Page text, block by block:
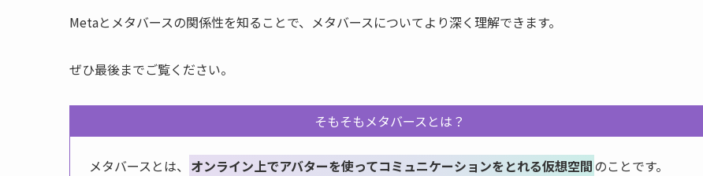
Metaとメタバースの関係性を知ることで、メタバースについてより深く理解できます。
ぜひ最後までご覧ください。
そもそもメタバースとは？
メタバースとは、 オンライン上でアバターを使ってコミュニケーションをとれる仮想空間のことです。